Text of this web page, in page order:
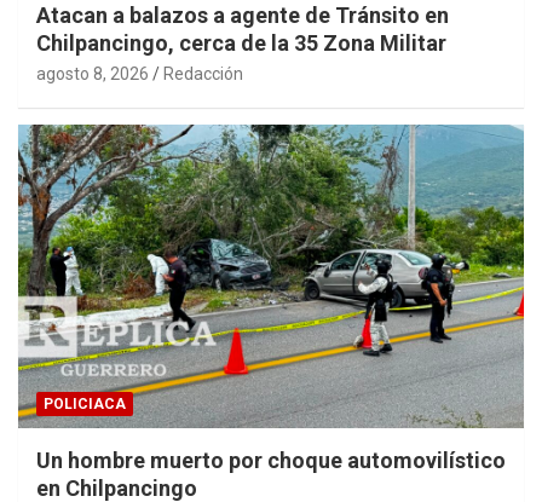
Atacan a balazos a agente de Tránsito en
Chilpancingo, cerca de la 35 Zona Militar
agosto 8, 2026 Redacción
POLICIACA
Un hombre muerto por choque automovilístico
en Chilpancingo